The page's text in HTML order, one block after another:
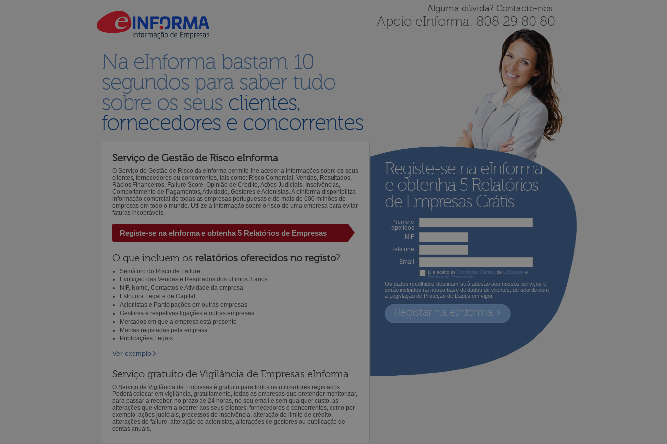
Alguma dúvida? Contacte-nos:
Apoio eInforma: 808 29 80 80
Registe-se na eInforma
e obtenha5 Relatórios
de Empresas Grátis
Nome e
apelidos
NIF
Telefone
Email
Li e aceito as Condições Gerais , de Utilização e
Política de Privacidade
Os dados recolhidos destinam-se à adesão aos nossos serviços e
serão incluídos na nossa base de dados de clientes, de acordo com
a Legislação de Proteção de Dados em vigor
Registar na eInforma »
Na eInforma bastam 10
segundos para saber tudo
sobre os seus clientes,
fornecedores e concorrentes
Serviço de Gestão de Risco eInforma
O Serviço de Gestão de Risco da eInforma permite-lhe aceder a informações sobre os seus
clientes, fornecedores ou concorrentes, tais como: Risco Comercial, Vendas, Resultados,
Rácios Financeiros, Failure Score, Opinião de Crédito, Ações Judiciais, Insolvências,
Comportamento de Pagamentos, Atividade, Gestores e Acionistas. A eInforma disponibiliza
informação comercial de todas as empresas portuguesas e de mais de 600 milhões de
empresas em todo o mundo. Utilize a informação sobre o risco de uma empresa para evitar
faturas incobráveis.
Registe-se na eInforma e obtenha 5 Relatórios de Empresas
O que incluem os relatórios oferecidos no registo?
Semáforo do Risco de Failure
Evolução das Vendas e Resultados dos últimos 3 anos
NIF, Nome, Contactos e Atividade da empresa
Estrutura Legal e de Capital
Acionistas e Participações em outras empresas
Gestores e respetivas ligações a outras empresas
Mercados em que a empresa está presente
Marcas registadas pela empresa
Publicações Legais
Ver exemplo
Serviço gratuito de Vigilância de Empresas eInforma
O Serviço de Vigilância de Empresas é gratuito para todos os utilizadores registados.
Poderá colocar em vigilância, gratuitamente, todas as empresas que pretender monitorizar,
para passar a receber, no prazo de 24 horas, no seu email e sem qualquer custo, as
alterações que vierem a ocorrer aos seus clientes, fornecedores e concorrentes, como por
exemplo: ações judiciais, processos de insolvência, alteração do limite de crédito,
alterações de failure, alteração de acionistas, alterações de gestores ou publicação de
contas anuais.